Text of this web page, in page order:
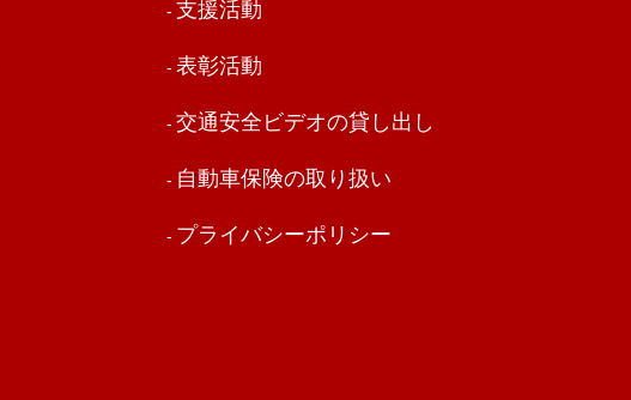
支援活動
表彰活動
交通安全ビデオの貸し出し
自動車保険の取り扱い
プライバシーポリシー